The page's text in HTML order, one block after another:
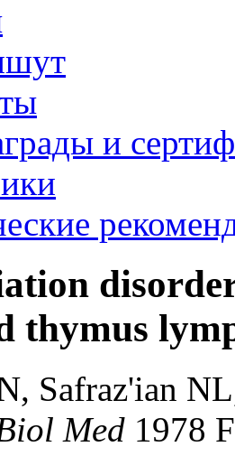
и
thymus
Safraz'ian
Med 1978